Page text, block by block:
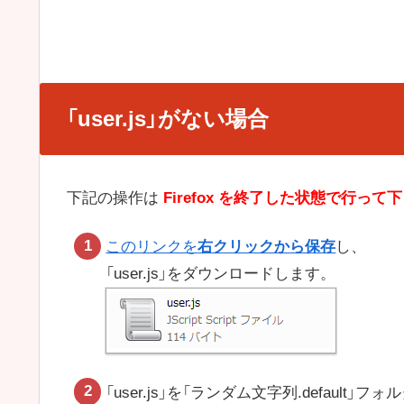
「user.js」がない場合
下記の操作は Firefox を終了した状態で行って
このリンクを右クリックから保存し、
「user.js」をダウンロードします。
「user.js」を「ランダム文字列.default」フォ